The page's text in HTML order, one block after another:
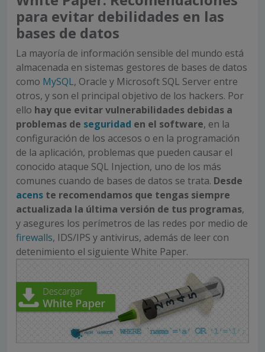
para evitar debilidades en las
bases de datos
La mayoría de información sensible del mundo está
almacenada en sistemas gestores de bases de datos
como MySQL, Oracle y Microsoft SQL Server entre
otros, y son el principal objetivo de los hackers. Por
ello hay que evitar vulnerabilidades debidas a
problemas de seguridad en el software, en la
configuración de los accesos o en la programación
de la aplicación, problemas que pueden causar el
conocido ataque SQL Injection, uno de los más
comunes cuando de bases de datos se trata. Desde
acens te recomendamos que tengas siempre
actualizada la última versión de tus programas,
y asegures los perímetros de las redes por medio de
firewalls, IDS/IPS y antivirus, además de leer con
detenimiento el siguiente White Paper.